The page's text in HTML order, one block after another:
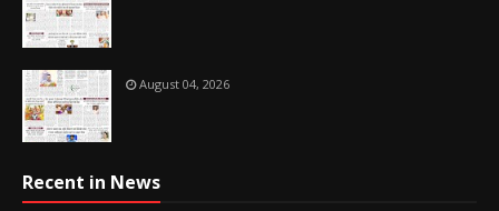
August 04, 2026
Recent in News